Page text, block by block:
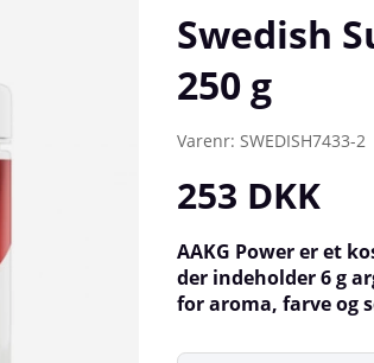
Swedish
250 g
Varenr: SWEDISH7433-2
253 DKK
AAKG Power er et
der indeholder 6 g
for aroma, farve og